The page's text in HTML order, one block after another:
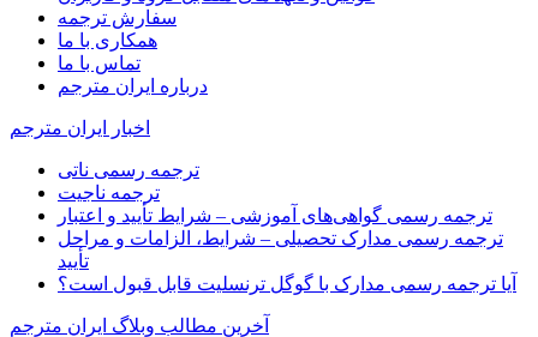
سفارش ترجمه
همکاری با ما
تماس با ما
درباره ایران مترجم
اخبار ایران مترجم
ترجمه رسمی ناتی
ترجمه ناجیت
ترجمه رسمی گواهی‌های آموزشی – شرایط تأیید و اعتبار
ترجمه رسمی مدارک تحصیلی – شرایط، الزامات و مراحل
تأیید
آیا ترجمه رسمی مدارک با گوگل ترنسلیت قابل قبول است؟
آخرین مطالب وبلاگ ایران مترجم